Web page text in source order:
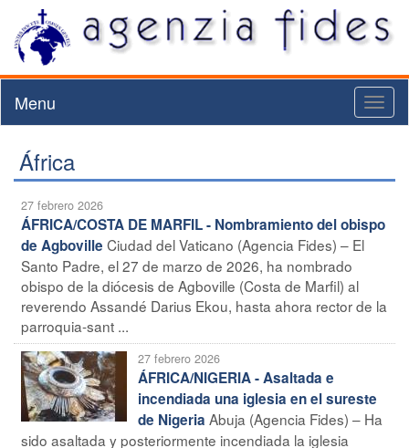
Menu
África
27 febrero 2026
ÁFRICA/COSTA DE MARFIL - Nombramiento del obispo
de Agboville Ciudad del Vaticano (Agencia Fides) – El
Santo Padre, el 27 de marzo de 2026, ha nombrado
obispo de la diócesis de Agboville (Costa de Marfil) al
reverendo Assandé Darius Ekou, hasta ahora rector de la
parroquia-sant ...
27 febrero 2026
ÁFRICA/NIGERIA - Asaltada e
incendiada una iglesia en el sureste
de Nigeria Abuja (Agencia Fides) – Ha
sido asaltada y posteriormente incendiada la iglesia